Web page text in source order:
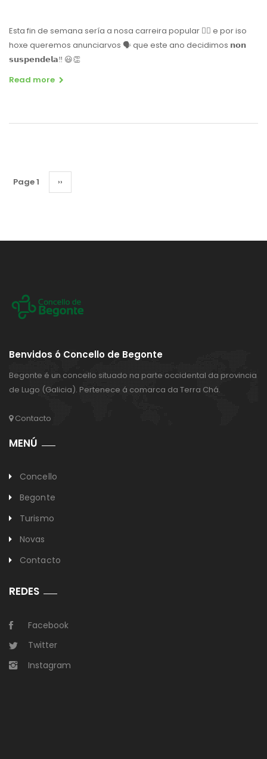
Esta fin de semana sería a nosa carreira popular 🏃‍♀️ e por iso
hoxe queremos anunciarvos 🗣 que este ano decidimos 𝗻𝗼𝗻
𝘀𝘂𝘀𝗽𝗲𝗻𝗱𝗲𝗹𝗮‼️ 😃👏
Read more
Pagination
Page 1
Next
page
››
Benvidos ó Concello de Begonte
Begonte é un concello situado na parte occidental da provincia
de Lugo (Galicia). Pertenece á comarca da Terra Chá.
Contacto
MENÚ
Concello
Begonte
Turismo
Novas
Contacto
REDES
Facebook
Twitter
Instagram